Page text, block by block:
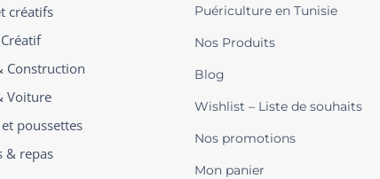
créatifs
Construction
Voiture
poussettes
& repas
Puériculture en Tunisie
Nos Produits
Blog
Wishlist – Liste de souhaits
Nos promotions
Mon panier